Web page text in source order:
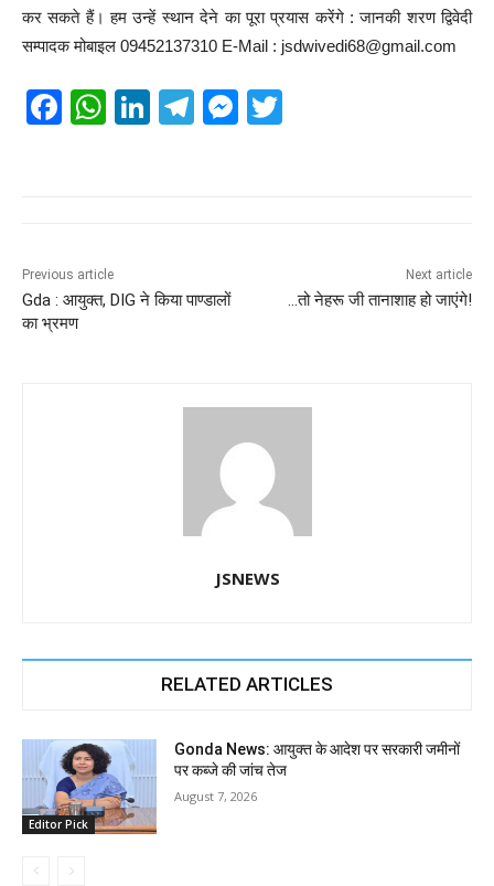
कर सकते हैं। हम उन्हें स्थान देने का पूरा प्रयास करेंगे : जानकी शरण द्विवेदी
सम्पादक मोबाइल 09452137310 E-Mail : jsdwivedi68@gmail.com
F
o
o
W
p
p
Li
n
T
m
M
Previous article
Gda : आयुक्त, DIG ने किया पाण्डालों
का भ्रमण
Next article
…तो नेहरू जी तानाशाह हो जाएंगे!
JSNEWS
RELATED ARTICLES
Editor Pick
Gonda News: आयुक्त के आदेश पर सरकारी जमीनों
पर कब्जे की जांच तेज
August 7, 2026